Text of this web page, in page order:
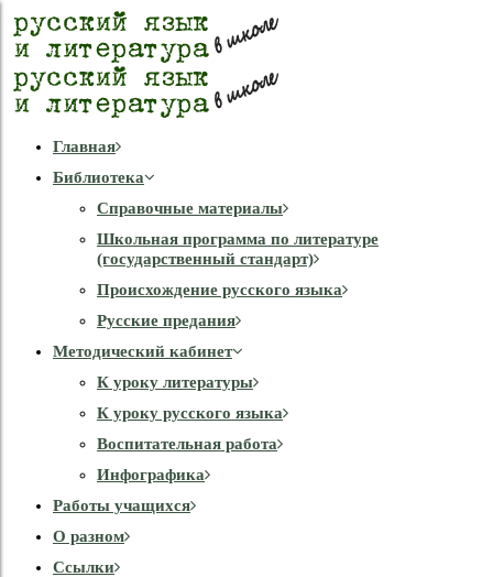
Главная
Библиотека
Справочные материалы
Школьная программа по литературе
(государственный стандарт)
Происхождение русского языка
Русские предания
Методический кабинет
К уроку литературы
К уроку русского языка
Воспитательная работа
Инфографика
Работы учащихся
О разном
Cсылки